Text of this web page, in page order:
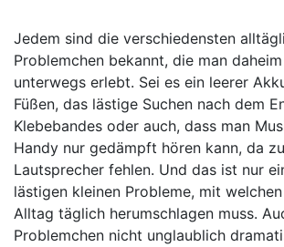
Jedem sind die verschiedensten
Problemchen bekannt, die man
unterwegs erlebt. Sei es ein leerer
Füßen, das lästige Suchen nach dem
Klebebandes oder auch, dass man
Handy nur gedämpft hören kann, da
Lautsprecher fehlen. Und das ist nur
lästigen kleinen Probleme, mit
Alltag täglich herumschlagen muss.
Problemchen nicht unglaublich